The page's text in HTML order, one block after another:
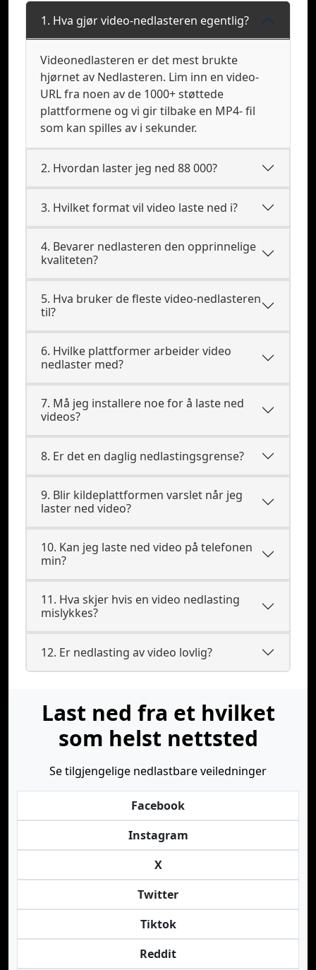
1. Hva gjør video-nedlasteren egentlig?
Videonedlasteren er det mest brukte
hjørnet av Nedlasteren. Lim inn en video-
URL fra noen av de 1000+ støttede
plattformene og vi gir tilbake en MP4- fil
som kan spilles av i sekunder.
2. Hvordan laster jeg ned 88 000?
3. Hvilket format vil video laste ned i?
4. Bevarer nedlasteren den opprinnelige
kvaliteten?
5. Hva bruker de fleste video-nedlasteren
til?
6. Hvilke plattformer arbeider video
nedlaster med?
7. Må jeg installere noe for å laste ned
videos?
8. Er det en daglig nedlastingsgrense?
9. Blir kildeplattformen varslet når jeg
laster ned video?
10. Kan jeg laste ned video på telefonen
min?
11. Hva skjer hvis en video nedlasting
mislykkes?
12. Er nedlasting av video lovlig?
Last ned fra et hvilket
som helst nettsted
Se tilgjengelige nedlastbare veiledninger
Facebook
Instagram
X
Twitter
Tiktok
Reddit